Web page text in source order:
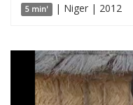
5 min' | Niger | 2012